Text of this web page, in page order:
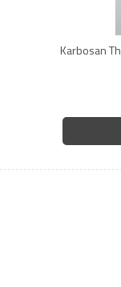
Karbosan